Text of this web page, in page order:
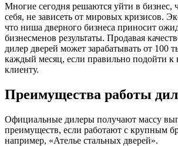
Многие сегодня решаются уйти в бизнес,
себя, не зависеть от мировых кризисов.
что ниша дверного бизнеса приносит
бизнесменов результаты. Продавая
дилер дверей может зарабатывать от 100
каждый месяц, если правильно подойти к
клиенту.
Преимущества работы
Официальные дилеры получают массу
преимуществ, если работают с крупным
например, «Ателье стальных дверей».